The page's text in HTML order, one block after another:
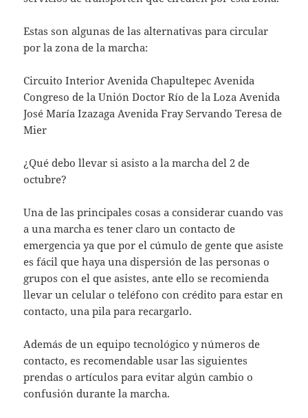
Estas son algunas de las alternativas para circular
por la zona de la marcha:
Circuito Interior Avenida Chapultepec Avenida
Congreso de la Unión Doctor Río de la Loza Avenida
José María Izazaga Avenida Fray Servando Teresa de
Mier
¿Qué debo llevar si asisto a la marcha del 2 de
octubre?
Una de las principales cosas a considerar cuando vas
a una marcha es tener claro un contacto de
emergencia ya que por el cúmulo de gente que asiste
es fácil que haya una dispersión de las personas o
grupos con el que asistes, ante ello se recomienda
llevar un celular o teléfono con crédito para estar en
contacto, una pila para recargarlo.
Además de un equipo tecnológico y números de
contacto, es recomendable usar las siguientes
prendas o artículos para evitar algún cambio o
confusión durante la marcha.